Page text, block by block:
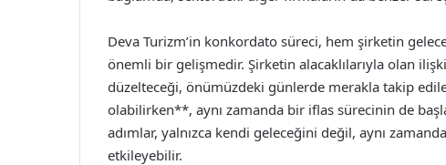
Deva Turizm’in konkordato süreci, hem şirketin
önemli bir gelişmedir. Şirketin alacaklılarıyla olan
düzelteceği, önümüzdeki günlerde merakla takip
olabilirken**, aynı zamanda bir iflas sürecinin de
adımlar, yalnızca kendi geleceğini değil, aynı
etkileyebilir.